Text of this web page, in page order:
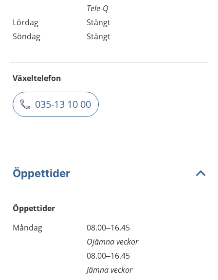
Tele-Q
Lördag
Stängt
Söndag
Stängt
Växeltelefon
035-13 10 00
Öppettider
Öppettider
Dag
Öppettider
Kommentarer
Måndag
08.00–16.45
Ojämna veckor
08.00–16.45
Jämna veckor